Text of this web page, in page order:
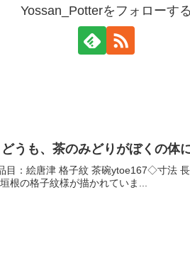
Yossan_Potterをフォローする
うも、茶のみどりがぼくの体
目：絵唐津 格子紋 茶碗ytoe167◇寸法
根の格子紋様が描かれていま...